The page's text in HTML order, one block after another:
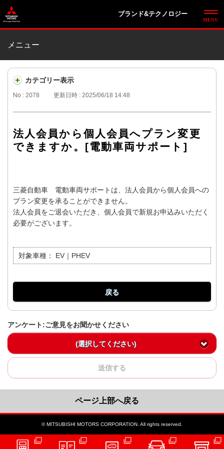
ブランド&テクノロジー
メニュー
カテゴリー表示
No : 2078 更新日時 : 2025/06/18 14:48
法人会員から個人会員へプラン変更
できますか。[電動車両サポート]
三菱自動車 電動車両サポートは、法人会員から個人会員への
プラン変更を承ることができません。
法人会員をご退会いただき、個人会員で新規お申込みいただく
必要がございます。
対象車種： EV｜PHEV
戻る
アンケート:ご意見をお聞かせください
(選択してください)
送信する
ページ上部へ戻る
© MITSUBISHI MOTORS CORPORATION. All rights reserved.